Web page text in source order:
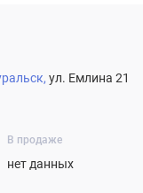
ул. Емлина 21
В продаже
нет данных